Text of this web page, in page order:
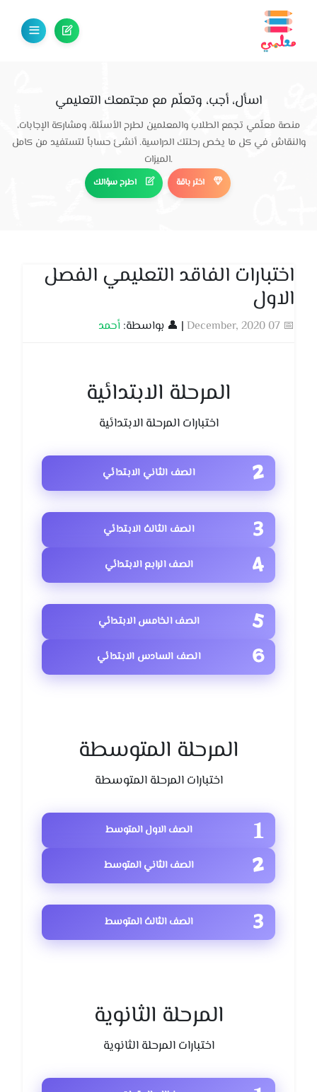
اسأل، أجب، وتعلّم مع مجتمعك التعليمي
منصة معلّمي تجمع الطلاب والمعلمين لطرح الأسئلة، ومشاركة الإجابات،
والنقاش في كل ما يخص رحلتك الدراسية. أنشئ حساباً لتستفيد من كامل
الميزات.
اطرح سؤالك اختر باقة
اختبارات الفاقد التعليمي الفصل
الاول
📅 07 December, 2020 | 👤 بواسطة: أحمد
المرحلة الابتدائية
اختبارات المرحلة الابتدائية
الصف الثاني الابتدائي
الصف الثالث الابتدائي
الصف الرابع الابتدائي
الصف الخامس الابتدائي
الصف السادس الابتدائي
المرحلة المتوسطة
اختبارات المرحلة المتوسطة
الصف الاول المتوسط
الصف الثاني المتوسط
الصف الثالث المتوسط
المرحلة الثانوية
اختبارات المرحلة الثانوية